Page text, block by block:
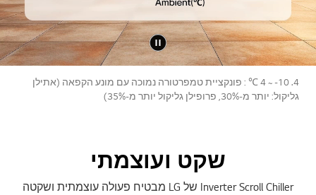
4. 10- ~ 4 ℃ : פונקציית טמפרטורה נמוכה עם מונע הקפאה (אתילן
גליקול: יותר מ-30%, פרופילן גליקול יותר מ-35%)
שקט ועוצמתי
Inverter Scroll Chiller של LG מבטיח פעולה עוצמתית ושקטה